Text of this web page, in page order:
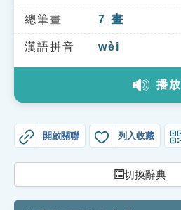
單字索引
生命大百科索引
教學應用
貓頭鷹博士
總筆畫 7 畫
漢語拼音 wèi
播放
開啟關聯 列入收藏
切換辭典